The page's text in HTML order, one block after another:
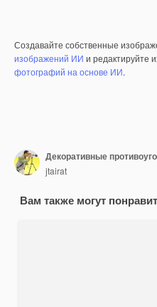
Создавайте собственные
изображений ИИ и редактируйте
фотографий на основе ИИ.
Декоративные
jtairat
Вам также могут